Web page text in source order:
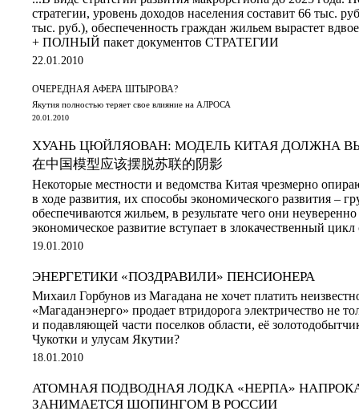
стратегии, уровень доходов населения составит 66 тыс.
тыс. руб.), обеспеченность граждан жильем вырастет
+ ПОЛНЫЙ пакет документов СТРАТЕГИИ
22.01.2010
ОЧЕРЕДНАЯ АФЕРА ШТЫРОВА?
Якутия полностью теряет свое влияние на АЛРОСА
20.01.2010
ХУАНЬ ЦЮЙЛЯОВАН: МОДЕЛЬ КИТАЯ ДОЛЖНА
在中国模型应该摆脱苏联的阴影
Некоторые местности и ведомства Китая чрезмерно
в ходе развития, их способы экономического развития –
обеспечиваются жильем, в результате чего они неуверенно
экономическое развитие вступает в злокачественный цикл
19.01.2010
ЭНЕРГЕТИКИ «ПОЗДРАВИЛИ» ПЕНСИОНЕРА
Михаил Горбунов из Магадана не хочет платить
«Магаданэнерго» продает втридорога электричество не
и подавляющей части поселков области, её
Чукотки и улусам Якутии?
18.01.2010
АТОМНАЯ ПОДВОДНАЯ ЛОДКА «НЕРПА»
ЗАНИМАЕТСЯ ШОПИНГОМ В РОССИИ